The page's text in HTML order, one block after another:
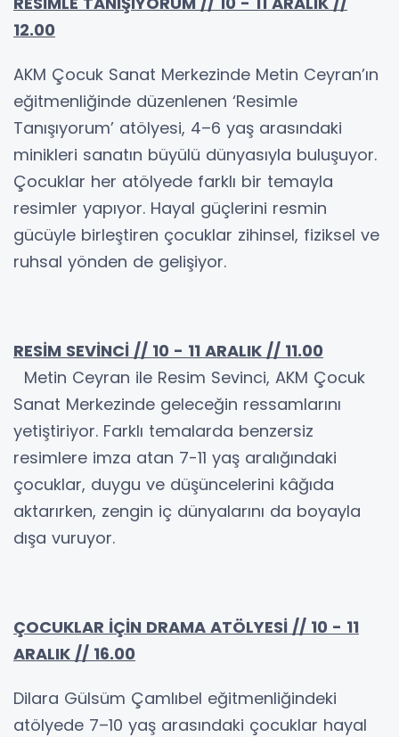
12.00
AKM Çocuk Sanat Merkezinde Metin Ceyran’ın
eğitmenliğinde düzenlenen ‘Resimle
Tanışıyorum’ atölyesi, 4–6 yaş arasındaki
minikleri sanatın büyülü dünyasıyla buluşuyor.
Çocuklar her atölyede farklı bir temayla
resimler yapıyor. Hayal güçlerini resmin
gücüyle birleştiren çocuklar zihinsel, fiziksel ve
ruhsal yönden de gelişiyor.
RESİM SEVİNCİ // 10 - 11 ARALIK // 11.00
Metin Ceyran ile Resim Sevinci, AKM Çocuk
Sanat Merkezinde geleceğin ressamlarını
yetiştiriyor. Farklı temalarda benzersiz
resimlere imza atan 7-11 yaş aralığındaki
çocuklar, duygu ve düşüncelerini kâğıda
aktarırken, zengin iç dünyalarını da boyayla
dışa vuruyor.
ÇOCUKLAR İÇİN DRAMA ATÖLYESİ // 10 - 11
ARALIK // 16.00
Dilara Gülsüm Çamlıbel eğitmenliğindeki
atölyede 7–10 yaş arasındaki çocuklar hayal